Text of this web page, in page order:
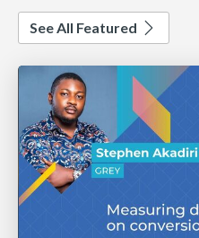
See All Featured